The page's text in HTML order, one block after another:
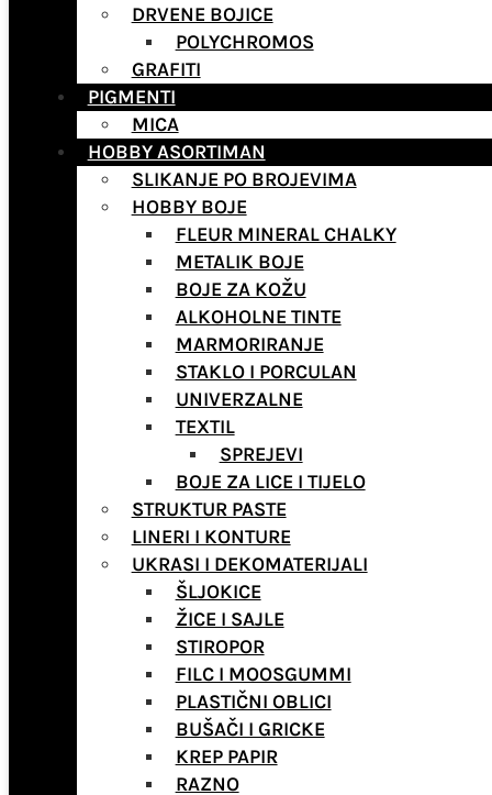
DRVENE BOJICE
POLYCHROMOS
GRAFITI
PIGMENTI
MICA
HOBBY ASORTIMAN
SLIKANJE PO BROJEVIMA
HOBBY BOJE
FLEUR MINERAL CHALKY
METALIK BOJE
BOJE ZA KOŽU
ALKOHOLNE TINTE
MARMORIRANJE
STAKLO I PORCULAN
UNIVERZALNE
TEXTIL
SPREJEVI
BOJE ZA LICE I TIJELO
STRUKTUR PASTE
LINERI I KONTURE
UKRASI I DEKOMATERIJALI
ŠLJOKICE
ŽICE I SAJLE
STIROPOR
FILC I MOOSGUMMI
PLASTIČNI OBLICI
BUŠAČI I GRICKE
KREP PAPIR
RAZNO